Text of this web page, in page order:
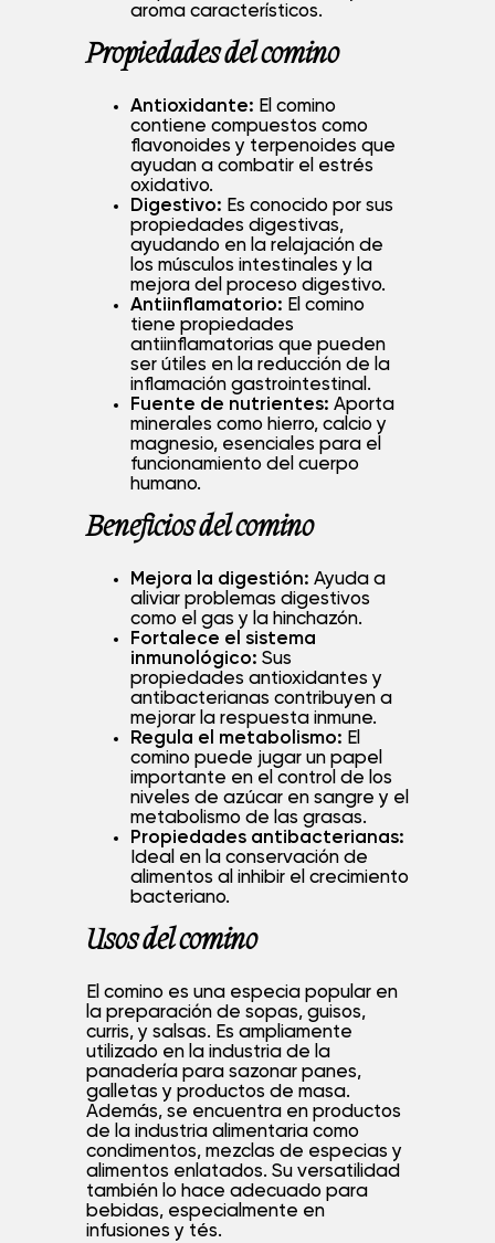
aroma característicos.
Propiedades del comino
Antioxidante: El comino
contiene compuestos como
flavonoides y terpenoides que
ayudan a combatir el estrés
oxidativo.
Digestivo: Es conocido por sus
propiedades digestivas,
ayudando en la relajación de
los músculos intestinales y la
mejora del proceso digestivo.
Antiinflamatorio: El comino
tiene propiedades
antiinflamatorias que pueden
ser útiles en la reducción de la
inflamación gastrointestinal.
Fuente de nutrientes: Aporta
minerales como hierro, calcio y
magnesio, esenciales para el
funcionamiento del cuerpo
humano.
Beneficios del comino
Mejora la digestión: Ayuda a
aliviar problemas digestivos
como el gas y la hinchazón.
Fortalece el sistema
inmunológico: Sus
propiedades antioxidantes y
antibacterianas contribuyen a
mejorar la respuesta inmune.
Regula el metabolismo: El
comino puede jugar un papel
importante en el control de los
niveles de azúcar en sangre y el
metabolismo de las grasas.
Propiedades antibacterianas:
Ideal en la conservación de
alimentos al inhibir el crecimiento
bacteriano.
Usos del comino
El comino es una especia popular en
la preparación de sopas, guisos,
curris, y salsas. Es ampliamente
utilizado en la industria de la
panadería para sazonar panes,
galletas y productos de masa.
Además, se encuentra en productos
de la industria alimentaria como
condimentos, mezclas de especias y
alimentos enlatados. Su versatilidad
también lo hace adecuado para
bebidas, especialmente en
infusiones y tés.
He leído y acepto lapolítica de privacidad
ENVIAR